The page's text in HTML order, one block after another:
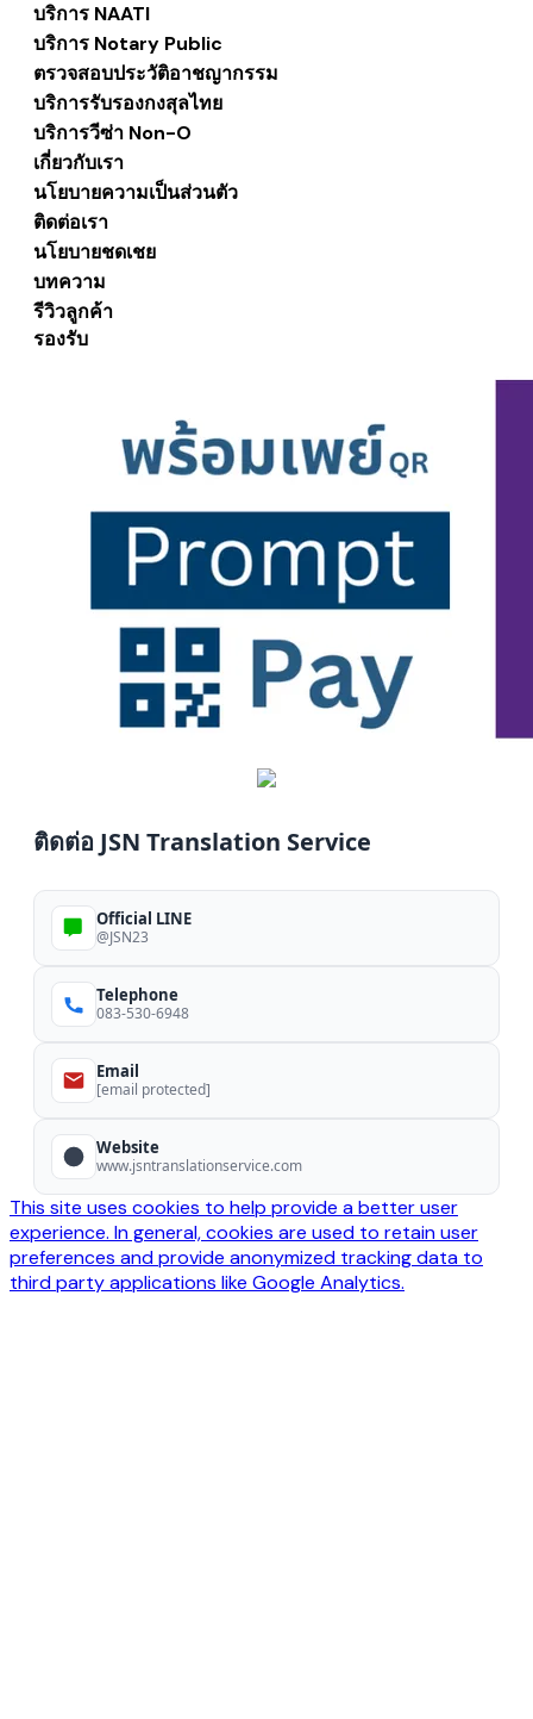
บริการ NAATI
บริการ Notary Public
ตรวจสอบประวัติอาชญากรรม
บริการรับรองกงสุลไทย
บริการวีซ่า Non-O
เกี่ยวกับเรา
นโยบายความเป็นส่วนตัว
ติดต่อเรา
นโยบายชดเชย
บทความ
รีวิวลูกค้า
รองรับ
ติดต่อ JSN Translation Service
Official LINE
@JSN23
Telephone
083-530-6948
Email
[email protected]
Website
www.jsntranslationservice.com
This site uses cookies to help provide a better user
experience. In general, cookies are used to retain user
preferences and provide anonymized tracking data to
third party applications like Google Analytics.